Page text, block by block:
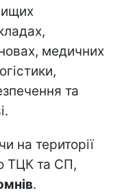
медичних
та
на території
ТЦК та СП,
.